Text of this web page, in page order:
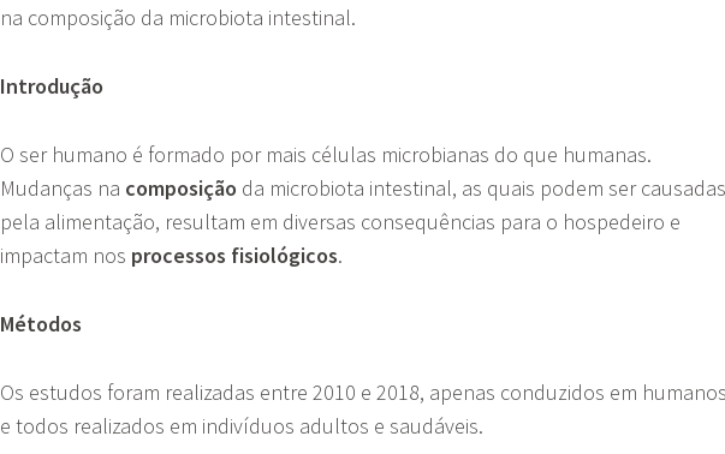
na composição da microbiota intestinal.
Introdução
O ser humano é formado por mais células microbianas do que humanas.
Mudanças na composição da microbiota intestinal, as quais podem ser causadas
pela alimentação, resultam em diversas consequências para o hospedeiro e
impactam nos processos fisiológicos.
Métodos
Os estudos foram realizadas entre 2010 e 2018, apenas conduzidos em
e todos realizados em indivíduos adultos e saudáveis.